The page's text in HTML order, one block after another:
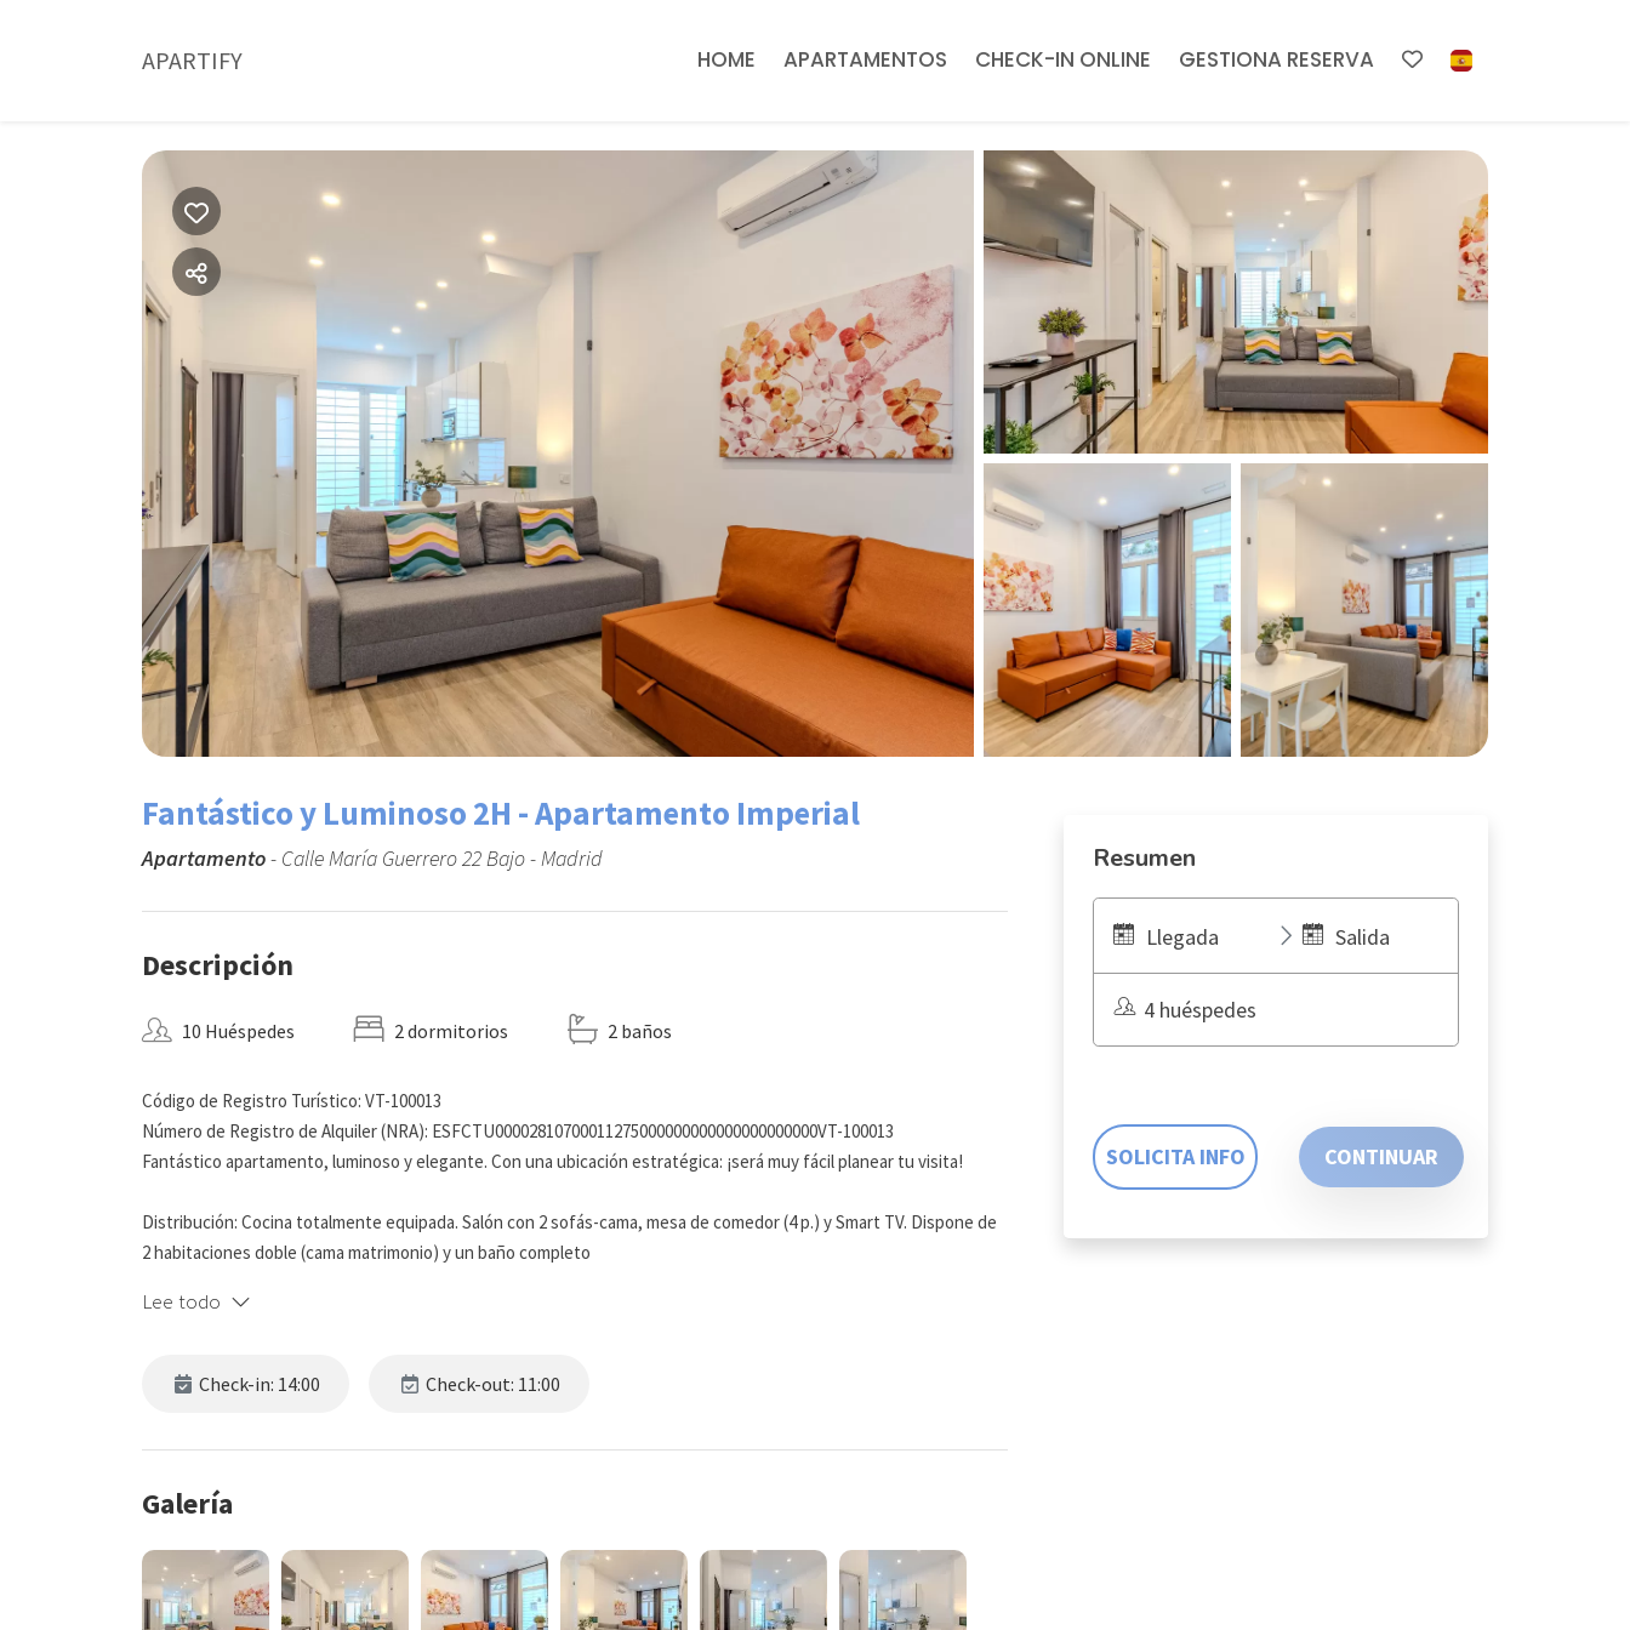
APARTIFY HOME APARTAMENTOS CHECK-IN ONLINE GESTIONA RESERVA
Fantástico y Luminoso 2H - Apartamento Imperial
Apartamento- Calle María Guerrero 22 Bajo - Madrid
Descripción
10 Huéspedes 2 dormitorios 2 baños
Código de Registro Turístico: VT-100013
Número de Registro de Alquiler (NRA): ESFCTU00002810700011275000000000000000000000VT-100013
Fantástico apartamento, luminoso y elegante. Con una ubicación estratégica: ¡será muy fácil planear tu visita!
Distribución: Cocina totalmente equipada. Salón con 2 sofás-cama, mesa de comedor (4 p.) y Smart TV. Dispone de
2 habitaciones doble (cama matrimonio) y un baño completo
Wifi (alta velocidad), calefacción y Aire Acondicionado en todas las estancias.
* Se admiten reservas de hasta 8 personas entre adultos y niños. El huésped debe valorar si las condiciones y
de agua, utensilios completos de cocina, juego de cubiertos, platos, vasos…
Hay una lavadora que puede utilizarse sin coste extra y encontrarás un tendedero plegable, Plancha y Tabla de
Lee todo
Check-in: 14:00 Check-out: 11:00
Galería
Resumen
Llegada Salida
4 huéspedes
SOLICITA INFO CONTINUAR